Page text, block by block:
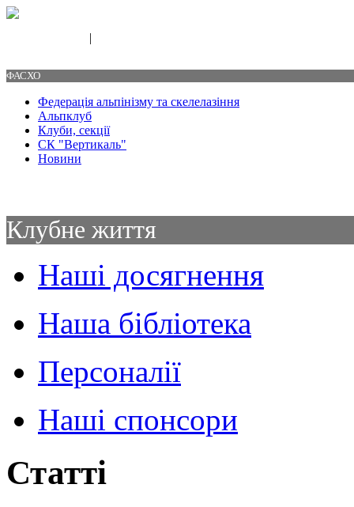
|
ФАСХО
Федерація альпінізму та скелелазіння
Альпклуб
Клуби, секції
СК "Вертикаль"
Новини
Клубне життя
Наші досягнення
Наша бібліотека
Персоналії
Наші спонсори
Статті